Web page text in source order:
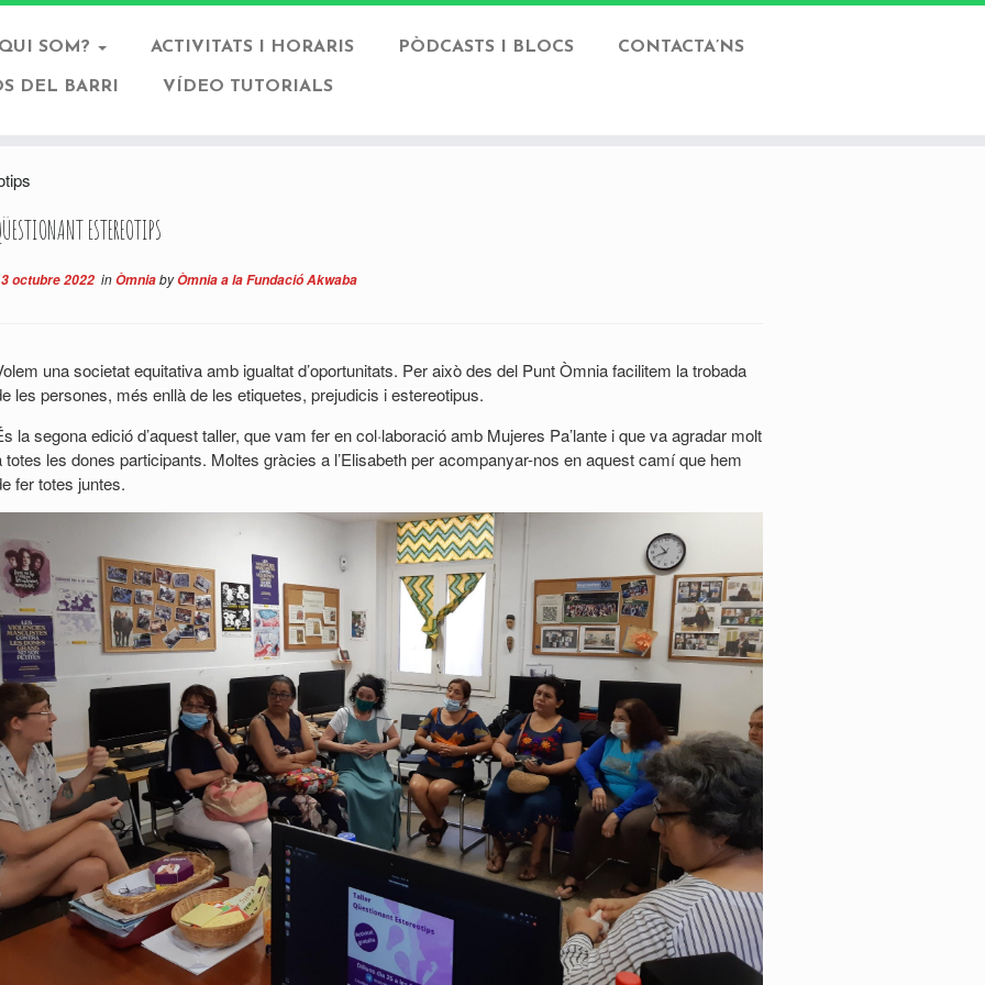
QUI SOM? ACTIVITATS I HORARIS PÒDCASTS I BLOCS CONTACTA’NS
DEL BARRI VÍDEO TUTORIALS
ESTEREOTIPS
octubre 2022 inÒmniabyÒmnia a la Fundació Akwaba
una societat equitativa amb igualtat d’oportunitats. Per això des del Punt Òmnia facilitem la trobada
les persones, més enllà de les etiquetes, prejudicis i estereotipus.
la segona edició d’aquest taller, que vam fer en col·laboració amb Mujeres Pa’lante i que va agradar molt
totes les dones participants. Moltes gràcies a l’Elisabeth per acompanyar-nos en aquest camí que hem
fer totes juntes.